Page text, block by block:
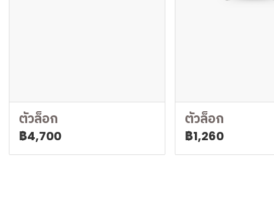
ตัวล็อก
฿4,700
ตัวล็อก
฿1,260